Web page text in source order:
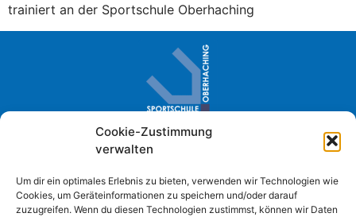
Cookie-Zustimmung
verwalten
Um dir ein optimales Erlebnis zu bieten, verwenden wir Technologien wie
Cookies, um Geräteinformationen zu speichern und/oder darauf
zuzugreifen. Wenn du diesen Technologien zustimmst, können wir Daten
trainiert an der Sportschule Oberhaching
Sportschule Oberhaching · Im Loh 2
+49 (0) 89 61384-0
info@sportschule-oberhaching.de